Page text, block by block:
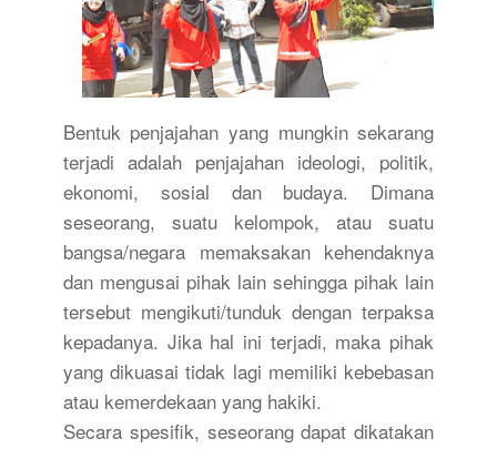
Bentuk penjajahan yang mungkin sekarang
terjadi adalah penjajahan ideologi, politik,
ekonomi, sosial dan budaya. Dimana
seseorang, suatu kelompok, atau suatu
bangsa/negara memaksakan kehendaknya
dan mengusai pihak lain sehingga pihak lain
tersebut mengikuti/tunduk dengan terpaksa
kepadanya. Jika hal ini terjadi, maka pihak
yang dikuasai tidak lagi memiliki kebebasan
atau kemerdekaan yang hakiki.
Secara spesifik, seseorang dapat dikatakan